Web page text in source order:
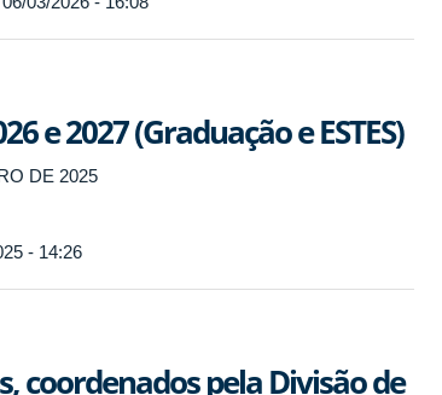
e 2027 (Graduação e ESTES)
DE 2025
- 14:26
coordenados pela Divisão de